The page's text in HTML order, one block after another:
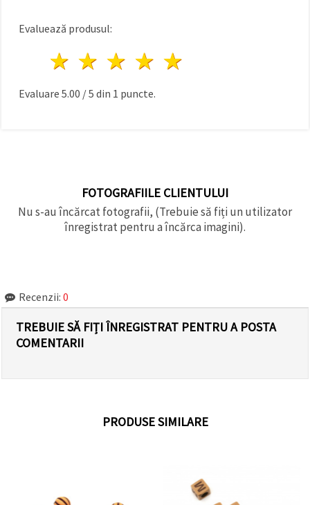
Evaluează produsul:
4 stele
3 stele
2 stele
1 stea
Evaluare 5.00 /5 din 1 puncte.
FOTOGRAFIILE CLIENTULUI
Nu s-au încărcat fotografii, (Trebuie să fiți un utilizator
înregistrat pentru a încărca imagini).
Recenzii: 0
TREBUIE SĂ FIȚI ÎNREGISTRAT PENTRU A POSTA
COMENTARII
PRODUSE SIMILARE